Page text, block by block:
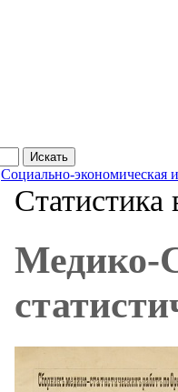
Искать
Социально-экономическая
Статистика
Медико-